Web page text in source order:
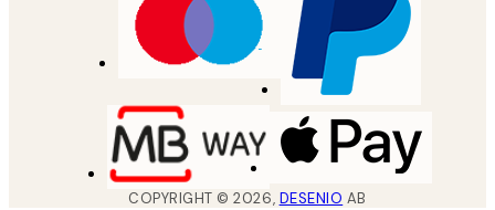
COPYRIGHT ©2026, DESENIO AB